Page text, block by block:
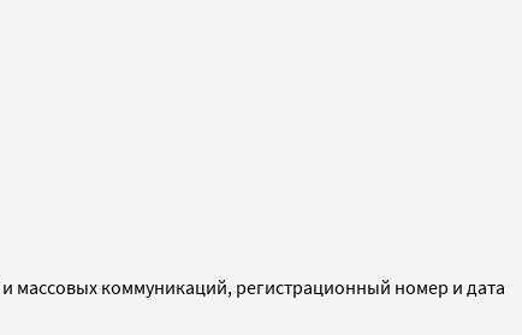
массовых коммуникаций, регистрационный номер и дата